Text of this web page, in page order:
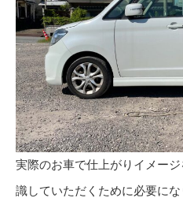
実際のお車で仕上がりイメー
識していただくために必要にな